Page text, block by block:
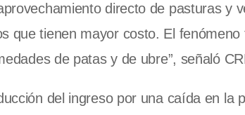
directo de pasturas y
que tienen mayor costo. El fenómeno
de patas y de ubre”, señaló
del ingreso por una caída en la